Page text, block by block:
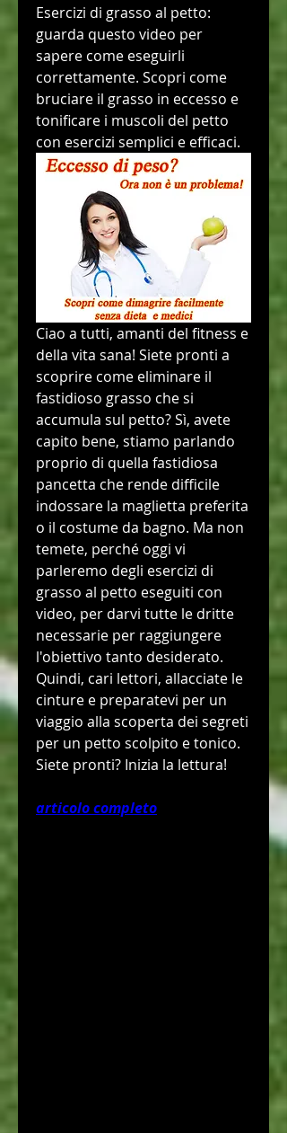
Esercizi di grasso al petto:
guarda questo video per
sapere come eseguirli
correttamente. Scopri come
bruciare il grasso in eccesso e
tonificare i muscoli del petto
con esercizi semplici e efficaci.
Ciao a tutti, amanti del fitness e
della vita sana! Siete pronti a
scoprire come eliminare il
fastidioso grasso che si
accumula sul petto? Sì, avete
capito bene, stiamo parlando
proprio di quella fastidiosa
pancetta che rende difficile
indossare la maglietta preferita
o il costume da bagno. Ma non
temete, perché oggi vi
parleremo degli esercizi di
grasso al petto eseguiti con
video, per darvi tutte le dritte
necessarie per raggiungere
l'obiettivo tanto desiderato.
Quindi, cari lettori, allacciate le
cinture e preparatevi per un
viaggio alla scoperta dei segreti
per un petto scolpito e tonico.
Siete pronti? Inizia la lettura!
articolo completo